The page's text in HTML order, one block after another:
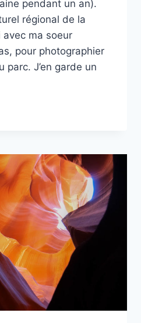
pendant un an).
régional de la
avec ma soeur
pour photographier
parc. J’en garde un